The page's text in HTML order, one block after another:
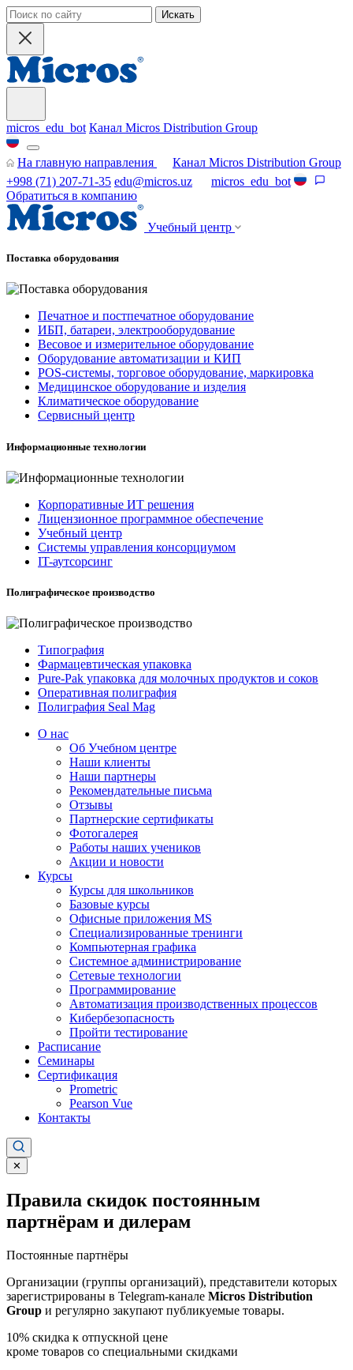
Искать
micros_edu_bot Канал Micros Distribution Group
На главную направления
Канал Micros Distribution Group
+998 (71) 207-71-35 edu@micros.uz
micros_edu_bot
Обратиться в компанию
Учебный центр
Поставка оборудования
Печатное и постпечатное оборудование
ИБП, батареи, электрооборудование
Весовое и измерительное оборудование
Оборудование автоматизации и КИП
POS-системы, торговое оборудование, маркировка
Медицинское оборудование и изделия
Климатическое оборудование
Сервисный центр
Информационные технологии
Корпоративные ИТ решения
Лицензионное программное обеспечение
Учебный центр
Системы управления консорциумом
IT-аутсорсинг
Полиграфическое производство
Типография
Фармацевтическая упаковка
Pure-Pak упаковка для молочных продуктов и соков
Оперативная полиграфия
Полиграфия Seal Mag
О нас
Об Учебном центре
Наши клиенты
Наши партнеры
Рекомендательные письма
Отзывы
Партнерские сертификаты
Фотогалерея
Работы наших учеников
Акции и новости
Курсы
Курсы для школьников
Базовые курсы
Офисные приложения MS
Специализированные тренинги
Компьютерная графика
Системное администрирование
Сетевые технологии
Программирование
Автоматизация производственных процессов
Кибербезопасность
Пройти тестирование
Расписание
Семинары
Сертификация
Prometric
Pearson Vue
Контакты
✕
Правила скидок постоянным
партнёрам и дилерам
Постоянные партнёры
Организации (группы организаций), представители которых
зарегистрированы в Telegram-канале Micros Distribution
Group и регулярно закупают публикуемые товары.
10% скидка к отпускной цене
кроме товаров со специальными скидками